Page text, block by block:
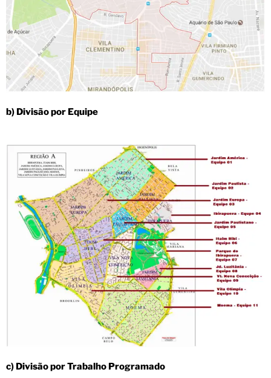
b) Divisão por Equipe
c) Divisão por Trabalho Programado